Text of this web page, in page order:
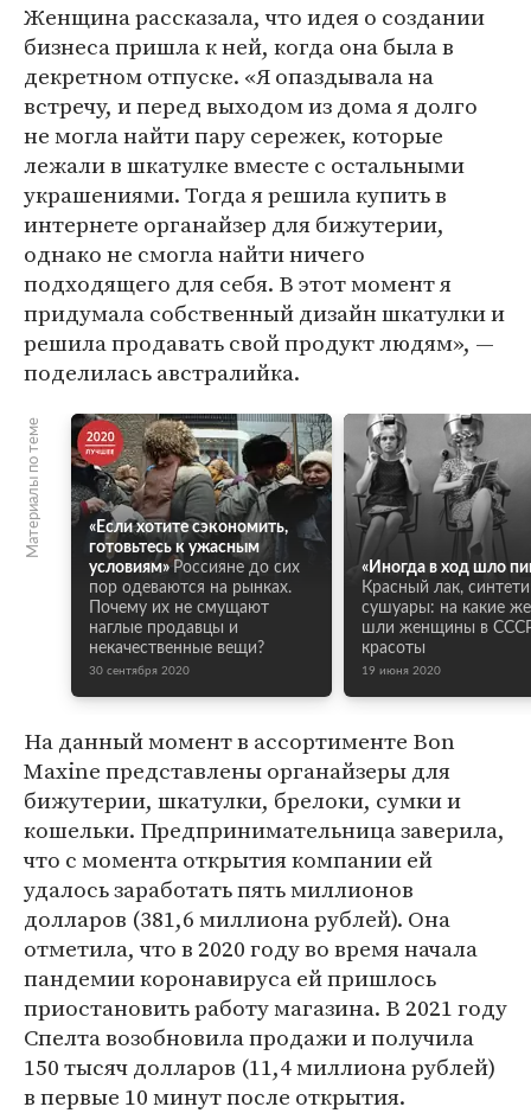
Женщина рассказала, что идея о создании
бизнеса пришла к ней, когда она была в
декретном отпуске. «Я опаздывала на
встречу, и перед выходом из дома я долго
не могла найти пару сережек, которые
лежали в шкатулке вместе с остальными
украшениями. Тогда я решила купить в
интернете органайзер для бижутерии,
однако не смогла найти ничего
подходящего для себя. В этот момент я
придумала собственный дизайн шкатулки и
решила продавать свой продукт людям», —
поделилась австралийка.
Материалы по теме
«Если хотите сэкономить,
готовьтесь к ужасным
условиям» Россияне до сих
пор одеваются на рынках.
Почему их не смущают
наглые продавцы и
некачественные вещи?
30 сентября 2020
«Иногда в ход шло
Красный лак,
сушуары: на какие
шли женщины в
красоты
19 июня 2020
На данный момент в ассортименте Bon
Maxine представлены органайзеры для
бижутерии, шкатулки, брелоки, сумки и
кошельки. Предпринимательница заверила,
что с момента открытия компании ей
удалось заработать пять миллионов
долларов (381,6 миллиона рублей). Она
отметила, что в 2020 году во время начала
пандемии коронавируса ей пришлось
приостановить работу магазина. В 2021 году
Спелта возобновила продажи и получила
150 тысяч долларов (11,4 миллиона рублей)
в первые 10 минут после открытия.